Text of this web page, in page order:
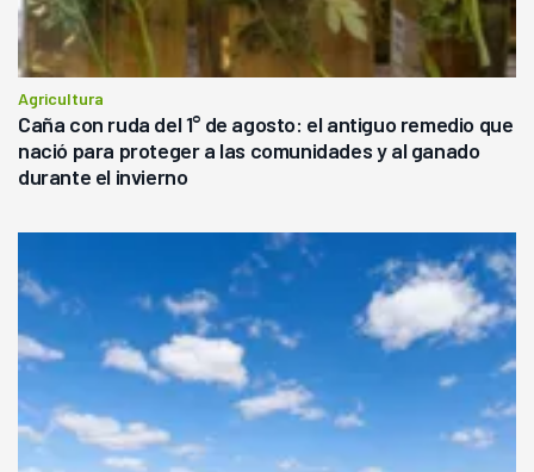
Agricultura
Caña con ruda del 1° de agosto: el antiguo remedio que
nació para proteger a las comunidades y al ganado
durante el invierno